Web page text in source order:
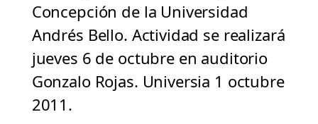
Concepción de la Universidad
Andrés Bello. Actividad se realizará
jueves 6 de octubre en auditorio
Gonzalo Rojas. Universia 1 octubre
2011.